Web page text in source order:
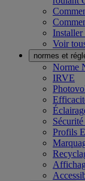
Installer
Voir
normes et
Norme
IRVE
Profils